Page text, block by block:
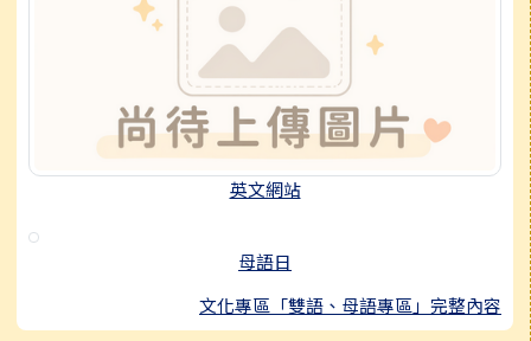
英文網站
母語日
文化專區「雙語、母語專區」完整內容